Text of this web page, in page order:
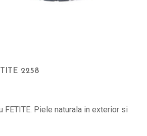
2258
FETITE. Piele naturala in exterior si